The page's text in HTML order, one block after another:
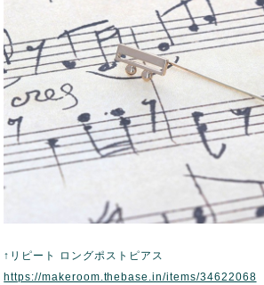
↑リピート ロングポストピアス
https://makeroom.thebase.in/items/34622068